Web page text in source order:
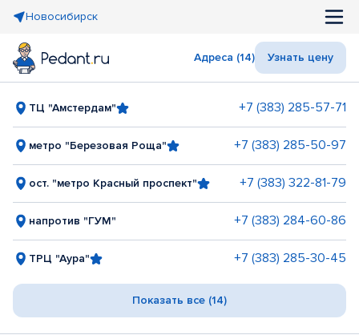
Новосибирск
Адреса (14) Узнать цену
ТЦ "Амстердам" +7 (383) 285-57-71
метро "Березовая Роща" +7 (383) 285-50-97
ост. "метро Красный проспект" +7 (383) 322-81-79
напротив "ГУМ" +7 (383) 284-60-86
ТРЦ "Аура" +7 (383) 285-30-45
Показать все (14)